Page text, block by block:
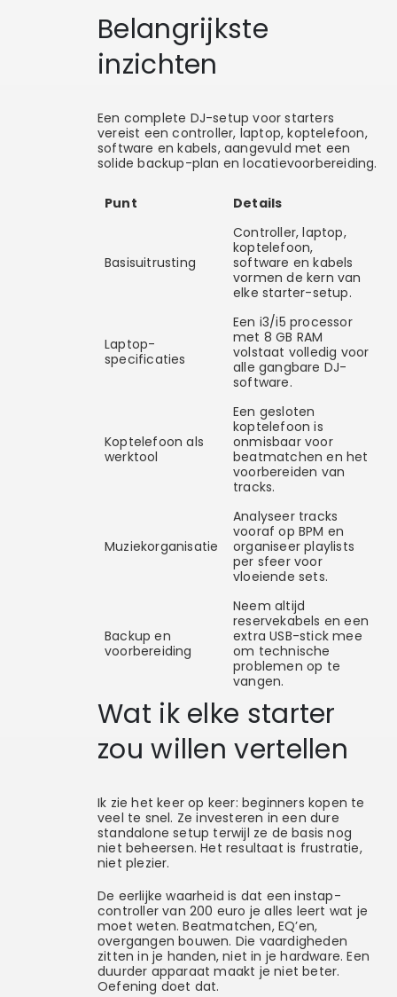
Belangrijkste
inzichten
Een complete DJ-setup voor starters
vereist een controller, laptop, koptelefoon,
software en kabels, aangevuld met een
solide backup-plan en locatievoorbereiding.
Punt Details
Basisuitrusting
Controller, laptop,
koptelefoon,
software en kabels
vormen de kern van
elke starter-setup.
Laptop-
specificaties
Een i3/i5 processor
met 8 GB RAM
volstaat volledig voor
alle gangbare DJ-
software.
Koptelefoon als
werktool
Een gesloten
koptelefoon is
onmisbaar voor
beatmatchen en het
voorbereiden van
tracks.
Muziekorganisatie
Analyseer tracks
vooraf op BPM en
organiseer playlists
per sfeer voor
vloeiende sets.
Backup en
voorbereiding
Neem altijd
reservekabels en een
extra USB-stick mee
om technische
problemen op te
vangen.
Wat ik elke starter
zou willen vertellen
Ik zie het keer op keer: beginners kopen te
veel te snel. Ze investeren in een dure
standalone setup terwijl ze de basis nog
niet beheersen. Het resultaat is frustratie,
niet plezier.
De eerlijke waarheid is dat een instap-
controller van 200 euro je alles leert wat je
moet weten. Beatmatchen, EQ’en,
overgangen bouwen. Die vaardigheden
zitten in je handen, niet in je hardware. Een
duurder apparaat maakt je niet beter.
Oefening doet dat.